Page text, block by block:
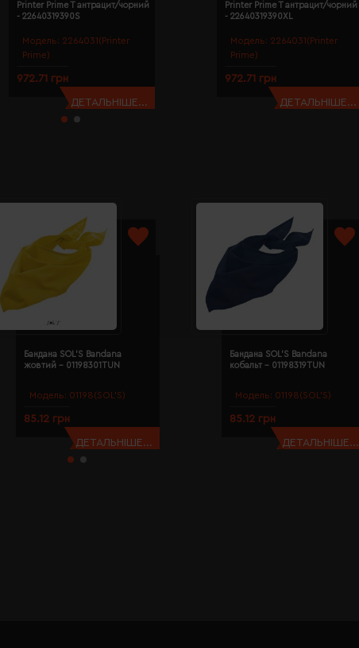
Модель: 2264031(Printer
Prime)
Printer Prime T антрацит/чорний
- 22640319390S
972.71 грн
ДЕТАЛЬНІШЕ...
Модель: 2264031(Printer
Prime)
Printer Prime T антрацит/чорний
- 22640319390XL
972.71 грн
ДЕТАЛЬНІШЕ...
Модель: 01198(SOL’S)
Бандана SOL'S Bandana
жовтий - 01198301TUN
85.12 грн
ДЕТАЛЬНІШЕ...
Модель: 01198(SOL’S)
Бандана SOL'S Bandana
кобальт - 01198319TUN
85.12 грн
ДЕТАЛЬНІШЕ...